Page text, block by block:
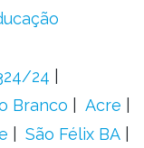
24
Branco
Acre
São Félix BA